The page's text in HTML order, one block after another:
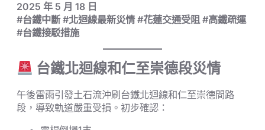
2025 年 5 月 18 日
#台鐵中斷 #北迴線最新災情 #花蓮交通受阻 #高鐵疏運
#台鐵接駁措施
台鐵北迴線和仁至崇德段災情
午後雷雨引發土石流沖刷台鐵北迴線和仁至崇德間路
段，導致軌道嚴重受損。初步確認：